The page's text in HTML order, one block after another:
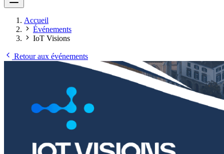
Accueil
Événements
IoT Visions
Retour aux événements